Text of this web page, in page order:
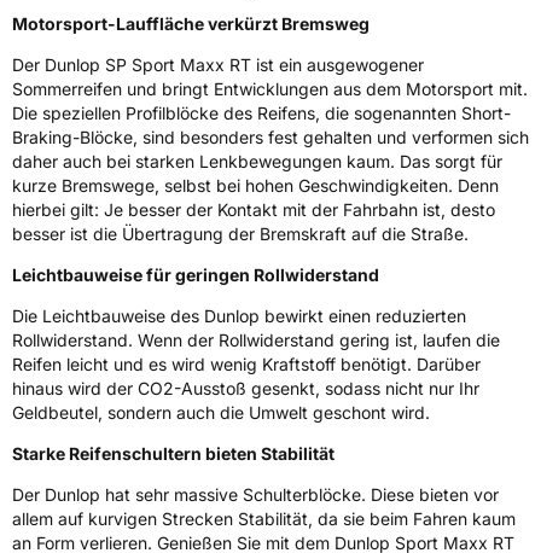
EisgripNein
EPREL ID
612531
Allgemeine Produktsicherheit (GPSR)
Herstellerkontakt
Goodyear S.A. Innovation Center, Avenue
Gordon Smith 7750 Colmar-Berg Luxemburg,
www.goodyear.eu
Motorsport-Lauffläche verkürzt Bremsweg
Der Dunlop SP Sport Maxx RT ist ein ausgewogener
Sommerreifen und bringt Entwicklungen aus dem Motorsport mit.
Die speziellen Profilblöcke des Reifens, die sogenannten Short-
Braking-Blöcke, sind besonders fest gehalten und verformen sich
daher auch bei starken Lenkbewegungen kaum. Das sorgt für
kurze Bremswege, selbst bei hohen Geschwindigkeiten. Denn
hierbei gilt: Je besser der Kontakt mit der Fahrbahn ist, desto
besser ist die Übertragung der Bremskraft auf die Straße.
Leichtbauweise für geringen Rollwiderstand
Die Leichtbauweise des Dunlop bewirkt einen reduzierten
Rollwiderstand. Wenn der Rollwiderstand gering ist, laufen die
Reifen leicht und es wird wenig Kraftstoff benötigt. Darüber
hinaus wird der CO2-Ausstoß gesenkt, sodass nicht nur Ihr
Geldbeutel, sondern auch die Umwelt geschont wird.
Starke Reifenschultern bieten Stabilität
Der Dunlop hat sehr massive Schulterblöcke. Diese bieten vor
allem auf kurvigen Strecken Stabilität, da sie beim Fahren kaum
an Form verlieren. Genießen Sie mit dem Dunlop Sport Maxx RT